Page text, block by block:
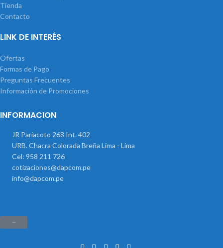
Tienda
Contacto
LINK DE INTERÉS
Ofertas
Formas de Pago
Preguntas Frecuentes
Información de Promociones
INFORMACION
JR Pariacoto 268 Int. 402
URB. Chacra Colorada Breña Lima - Lima
Cel: 958 211 726
cotizaciones@dapcom.pe
info@dapcom.pe